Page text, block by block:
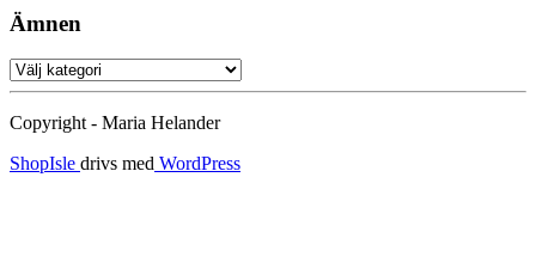
Ämnen
Ämnen
Copyright - Maria Helander
ShopIsle drivs med WordPress